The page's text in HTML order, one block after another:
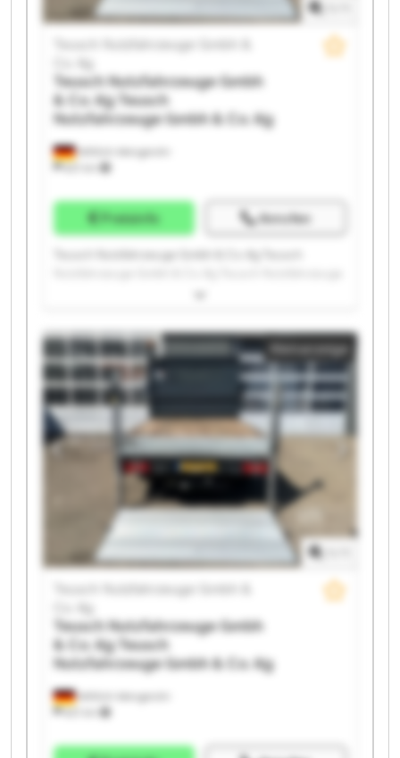
Wittlich-Wengerohr
621 km
Teusch Nutzfahrzeuge Gmbh &
Co. Kg
Teusch Nutzfahrzeuge Gmbh
& Co. Kg Teusch
Nutzfahrzeuge Gmbh & Co. Kg
Preisinfo Anrufen
Teusch Nutzfahrzeuge Gmbh & Co. Kg Teusch
Gmbh & Co. Kg Teusch Nutzfahrzeuge Gmbh & Co. Kg
Nutzfahrzeuge Gmbh & Co. Kg Teusch Nutzfahrzeuge
Gmbh & Co. Kg Teusch Nutzfahrzeuge Gmbh & Co. Kg
Teusch Nutzfahrzeuge Gmbh & Co. Kg Teusch
Nutzfahrzeuge Gmbh & Co. Kg Teusch Nutzfahrzeuge
Gmbh & Co. Kg Teusch Nutzfahrzeuge Gmbh & Co. Kg
Teusch Nutzfahrzeuge Gmbh & Co. Kg Teusch
Nutzfahrzeuge Gmbh & Co. Kg Teusch Nutzfahrzeuge
Gmbh & Co. Kg Teusch Nutzfahrzeuge Gmbh & Co. Kg
Teusch Nutzfahrzeuge Gmbh & Co. Kg Teusch
Nutzfahrzeuge Gmbh & Co. Kg Teusch Nutzfahrzeuge
Gmbh & Co. Kg Teusch Nutzfahrzeuge Gmbh & Co. Kg
Kleinanzeige
Wittlich-Wengerohr
621 km
Teusch Nutzfahrzeuge Gmbh &
Co. Kg
Teusch Nutzfahrzeuge Gmbh
& Co. Kg Teusch
Nutzfahrzeuge Gmbh & Co. Kg